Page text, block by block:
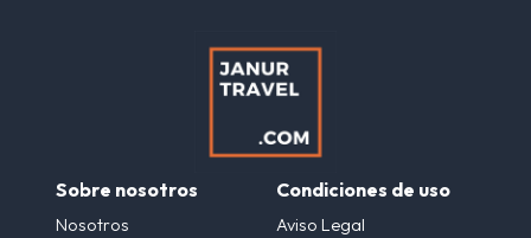
Sobre nosotros
Nosotros
Condiciones de uso
Aviso Legal